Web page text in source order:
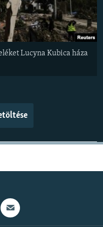
Lucyna Kubica háza